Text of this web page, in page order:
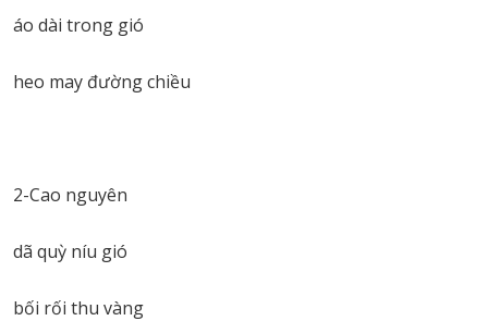
áo dài trong gió
heo may đường chiều
2-Cao nguyên
dã quỳ níu gió
bối rối thu vàng